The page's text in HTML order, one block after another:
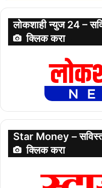
लोकशाही न्युज 24 –
क्लिक करा
Star Money –
क्लिक करा